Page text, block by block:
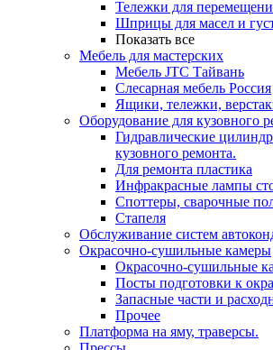
Тележки для
Шприцы для масел и
Показать все
Мебель для мастерских
Мебель JTC Тайвань
Слесарная мебель Россия
Ящики, тележки,
Оборудование для кузовного
Гидравлические
кузовного ремонта.
Для ремонта пластика
Инфракрасные лампы
Споттеры, сварочные
Стапеля
Обслуживание систем
Окрасочно-сушильные камеры
Окрасочно-сушильные
Посты подготовки к
Запасные части и
Прочее
Платформа на яму, траверсы.